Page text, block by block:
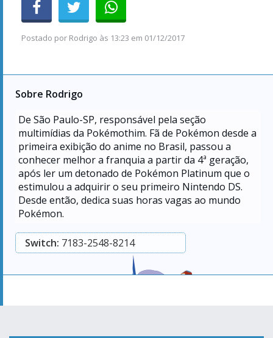
Postado por Rodrigo às 13:23 em 01/12/2017
Sobre Rodrigo
De São Paulo-SP, responsável pela seção
multimídias da Pokémothim. Fã de Pokémon desde a
primeira exibição do anime no Brasil, passou a
conhecer melhor a franquia a partir da 4ª geração,
após ler um detonado de Pokémon Platinum que o
estimulou a adquirir o seu primeiro Nintendo DS.
Desde então, dedica suas horas vagas ao mundo
Pokémon.
Switch: 7183-2548-8214